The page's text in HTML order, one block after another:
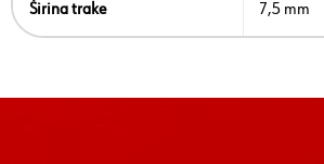
Širina trake 7,5 mm